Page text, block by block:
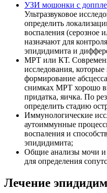
УЗИ мошонки с
Ультразвуковое
определить
воспаления (серозное
назначают для
эпидидимита и
МРТ или КТ.
исследования,
формирование
снимках МРТ хорошо
придатка, яичка. По
определить стадию
Иммунологические
аутоиммунные
воспаления и
эпидидимита;
Общие анализы мочи и
для определения
Лечение